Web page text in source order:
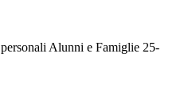
Alunni e Famiglie 25-